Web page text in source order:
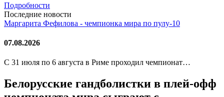
Подробности
Последние новости
Маргарита Фефилова - чемпионка мира по пулу-10
07.08.2026
С 31 июля по 6 августа в Риме проходил чемпионат…
Белорусские гандболистки в плей-офф